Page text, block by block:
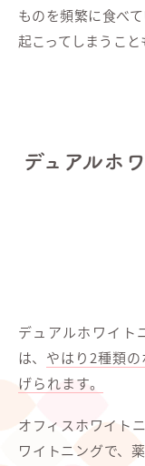
ものを頻繁に食べ
起こってしまうこと
デュアルホ
デュアルホワイト
は、 やはり2種類
げられます。
オフィスホワイト
ワイトニングで、